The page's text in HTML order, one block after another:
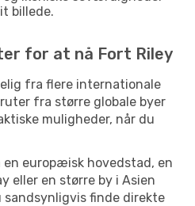
billede.
for at nå Fort Riley
fra flere internationale
fra større globale byer
muligheder, når du
europæisk hovedstad, en
eller en større by i Asien
sandsynligvis finde direkte